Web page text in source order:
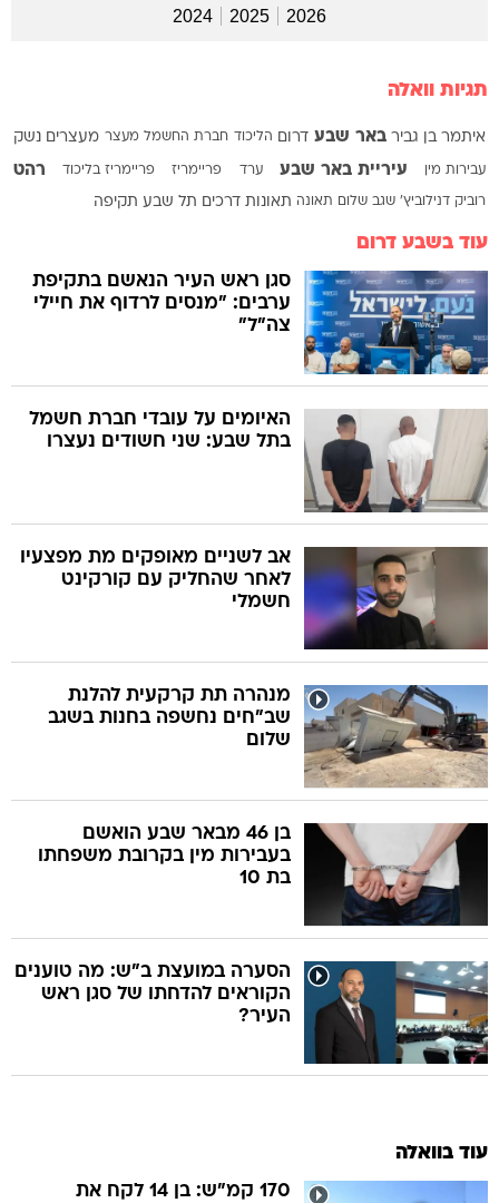
2026
2025
2024
תגיות וואלה
איתמר בן גביר באר שבע דרום הליכוד חברת החשמל מעצר מעצרים נשק
עבירות מין עיריית באר שבע ערד פריימריז פריימריז בליכוד רהט
רוביק דנילוביץ' שגב שלום תאונה תאונות דרכים תל שבע תקיפה
עוד בשבע דרום
סגן ראש העיר הנאשם בתקיפת
ערבים: "מנסים לרדוף את חיילי
צה"ל"
האיומים על עובדי חברת חשמל
בתל שבע: שני חשודים נעצרו
אב לשניים מאופקים מת מפצעיו
לאחר שהחליק עם קורקינט
חשמלי
מנהרה תת קרקעית להלנת
שב"חים נחשפה בחנות בשגב
שלום
בן 46 מבאר שבע הואשם
בעבירות מין בקרובת משפחתו
בת 10
הסערה במועצת ב"ש: מה טוענים
הקוראים להדחתו של סגן ראש
העיר?
עוד בוואלה
170 קמ"ש: בן 14 לקח את